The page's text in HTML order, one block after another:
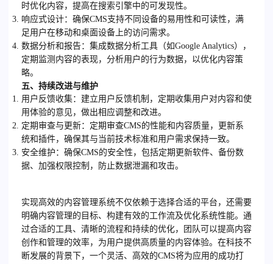
时优化内容，提高在搜索引擎中的可发现性。
响应式设计：确保CMS支持不同设备的易用性和可读性，满
足用户在移动和桌面设备上的访问需求。
数据分析和报告：集成数据分析工具（如Google Analytics），
定期监测内容的表现，分析用户的行为数据，以优化内容策
略。
五、持续改进与维护
用户反馈收集：建立用户反馈机制，定期收集用户对内容和使
用体验的意见，做出相应调整和改进。
定期审查与更新：定期审查CMS的性能和内容质量，更新系
统和插件，确保其与当前技术标准和用户需求保持一致。
安全维护 ：确保CMS的安全性，包括定期更新软件、备份数
据、加强权限控制，防止数据泄漏和攻击。
实现高效的内容管理系统不仅依赖于选择合适的平台，还需要
明确内容管理的目标、构建有效的工作流及优化系统性能。通
过合适的工具、清晰的流程和持续的优化，团队可以提高内容
创作和管理的效率，为用户提供高质量的内容体验。在科技不
断发展的背景下，一个灵活、高效的CMS将为应用的成功打